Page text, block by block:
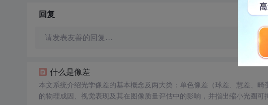
回复
请发表友善的回复…
什么是像差
本文系统介绍光学像差的基本概念及两大类：单色像差（球差、慧差、
的物理成因、视觉表现及其在图像质量评估中的影响，并指出缩小光圈